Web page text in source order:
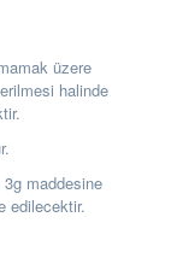
üzere
halinde
3g maddesine
edilecektir.